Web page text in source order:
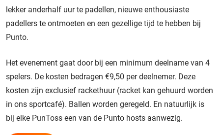
lekker anderhalf uur te padellen, nieuwe enthousiaste
padellers te ontmoeten en een gezellige tijd te hebben bij
Punto.
Het evenement gaat door bij een minimum deelname van 4
spelers. De kosten bedragen €9,50 per deelnemer. Deze
kosten zijn exclusief rackethuur (racket kan gehuurd worden
in ons sportcafé). Ballen worden geregeld. En natuurlijk is
bij elke PunToss een van de Punto hosts aanwezig.